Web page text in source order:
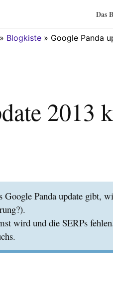
Das
» Blogkiste » Google Panda
2013
Panda update gibt,
wird und die SERPs